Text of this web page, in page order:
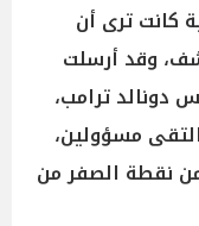
كانت ترى أن
وقد أرسلت
ترامب،
مسؤولين،
من نقطة الصفر من